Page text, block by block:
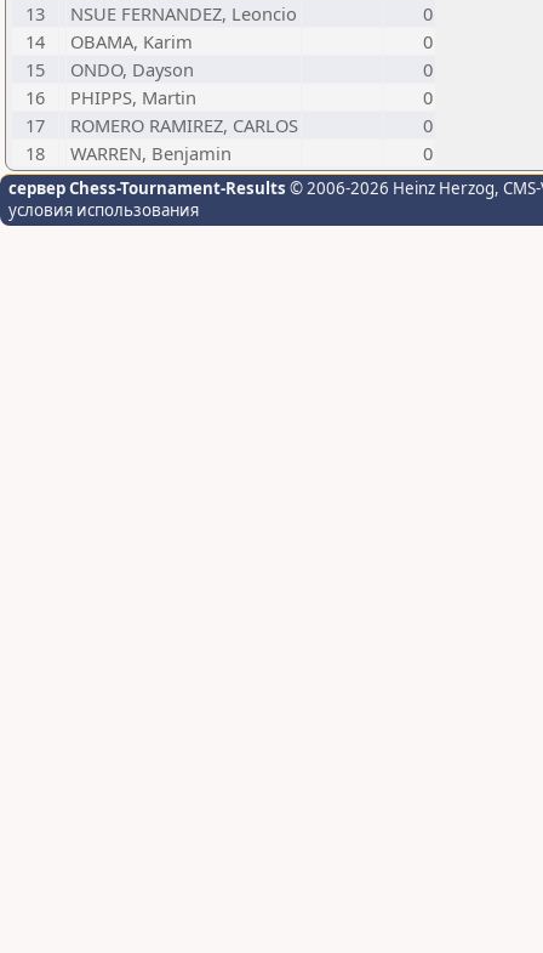
13
NSUE FERNANDEZ, Leoncio
0
14
OBAMA, Karim
0
15
ONDO, Dayson
0
16
PHIPPS, Martin
0
17
ROMERO RAMIREZ, CARLOS
0
18
WARREN, Benjamin 0
сервер Chess-Tournament-Results © 2006-2026 Heinz Herzog,
условия использования